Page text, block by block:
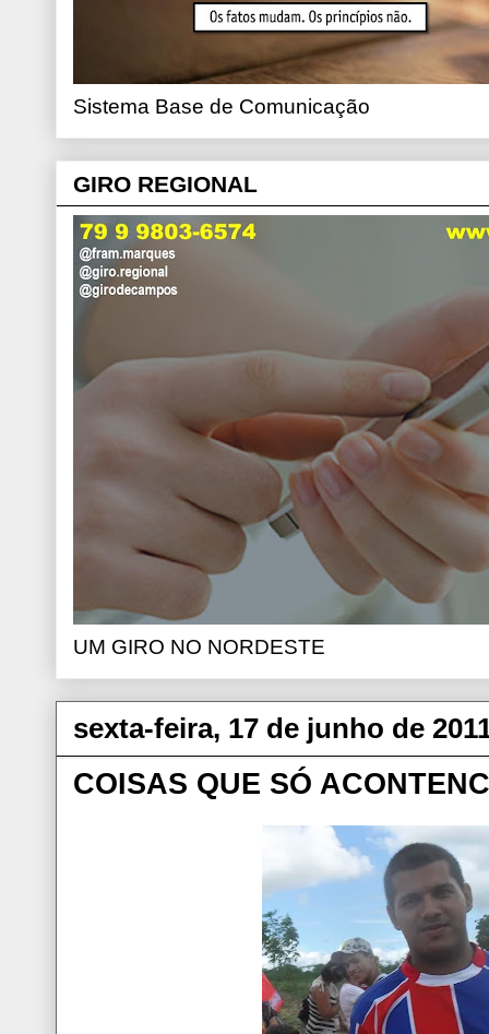
Sistema Base de Comunicação
GIRO REGIONAL
UM GIRO NO NORDESTE
sexta-feira, 17 de junho de
COISAS QUE SÓ